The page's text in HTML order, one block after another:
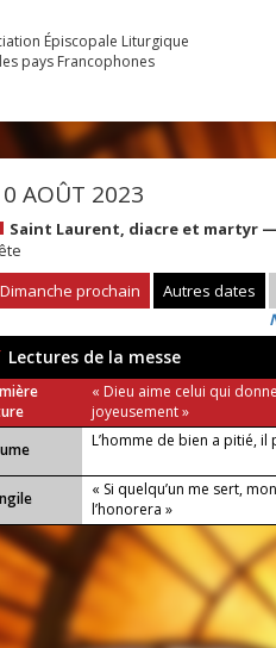
Épiscopale Liturgique
pays Francophones
AOÛT 2023
Saint Laurent, diacre et martyr —
Dimanche prochain
Autres dates
Lectures de la messe
« Dieu aime celui qui donne
joyeusement »
L’homme de bien a pitié, il
« Si quelqu’un me sert,
l’honorera »